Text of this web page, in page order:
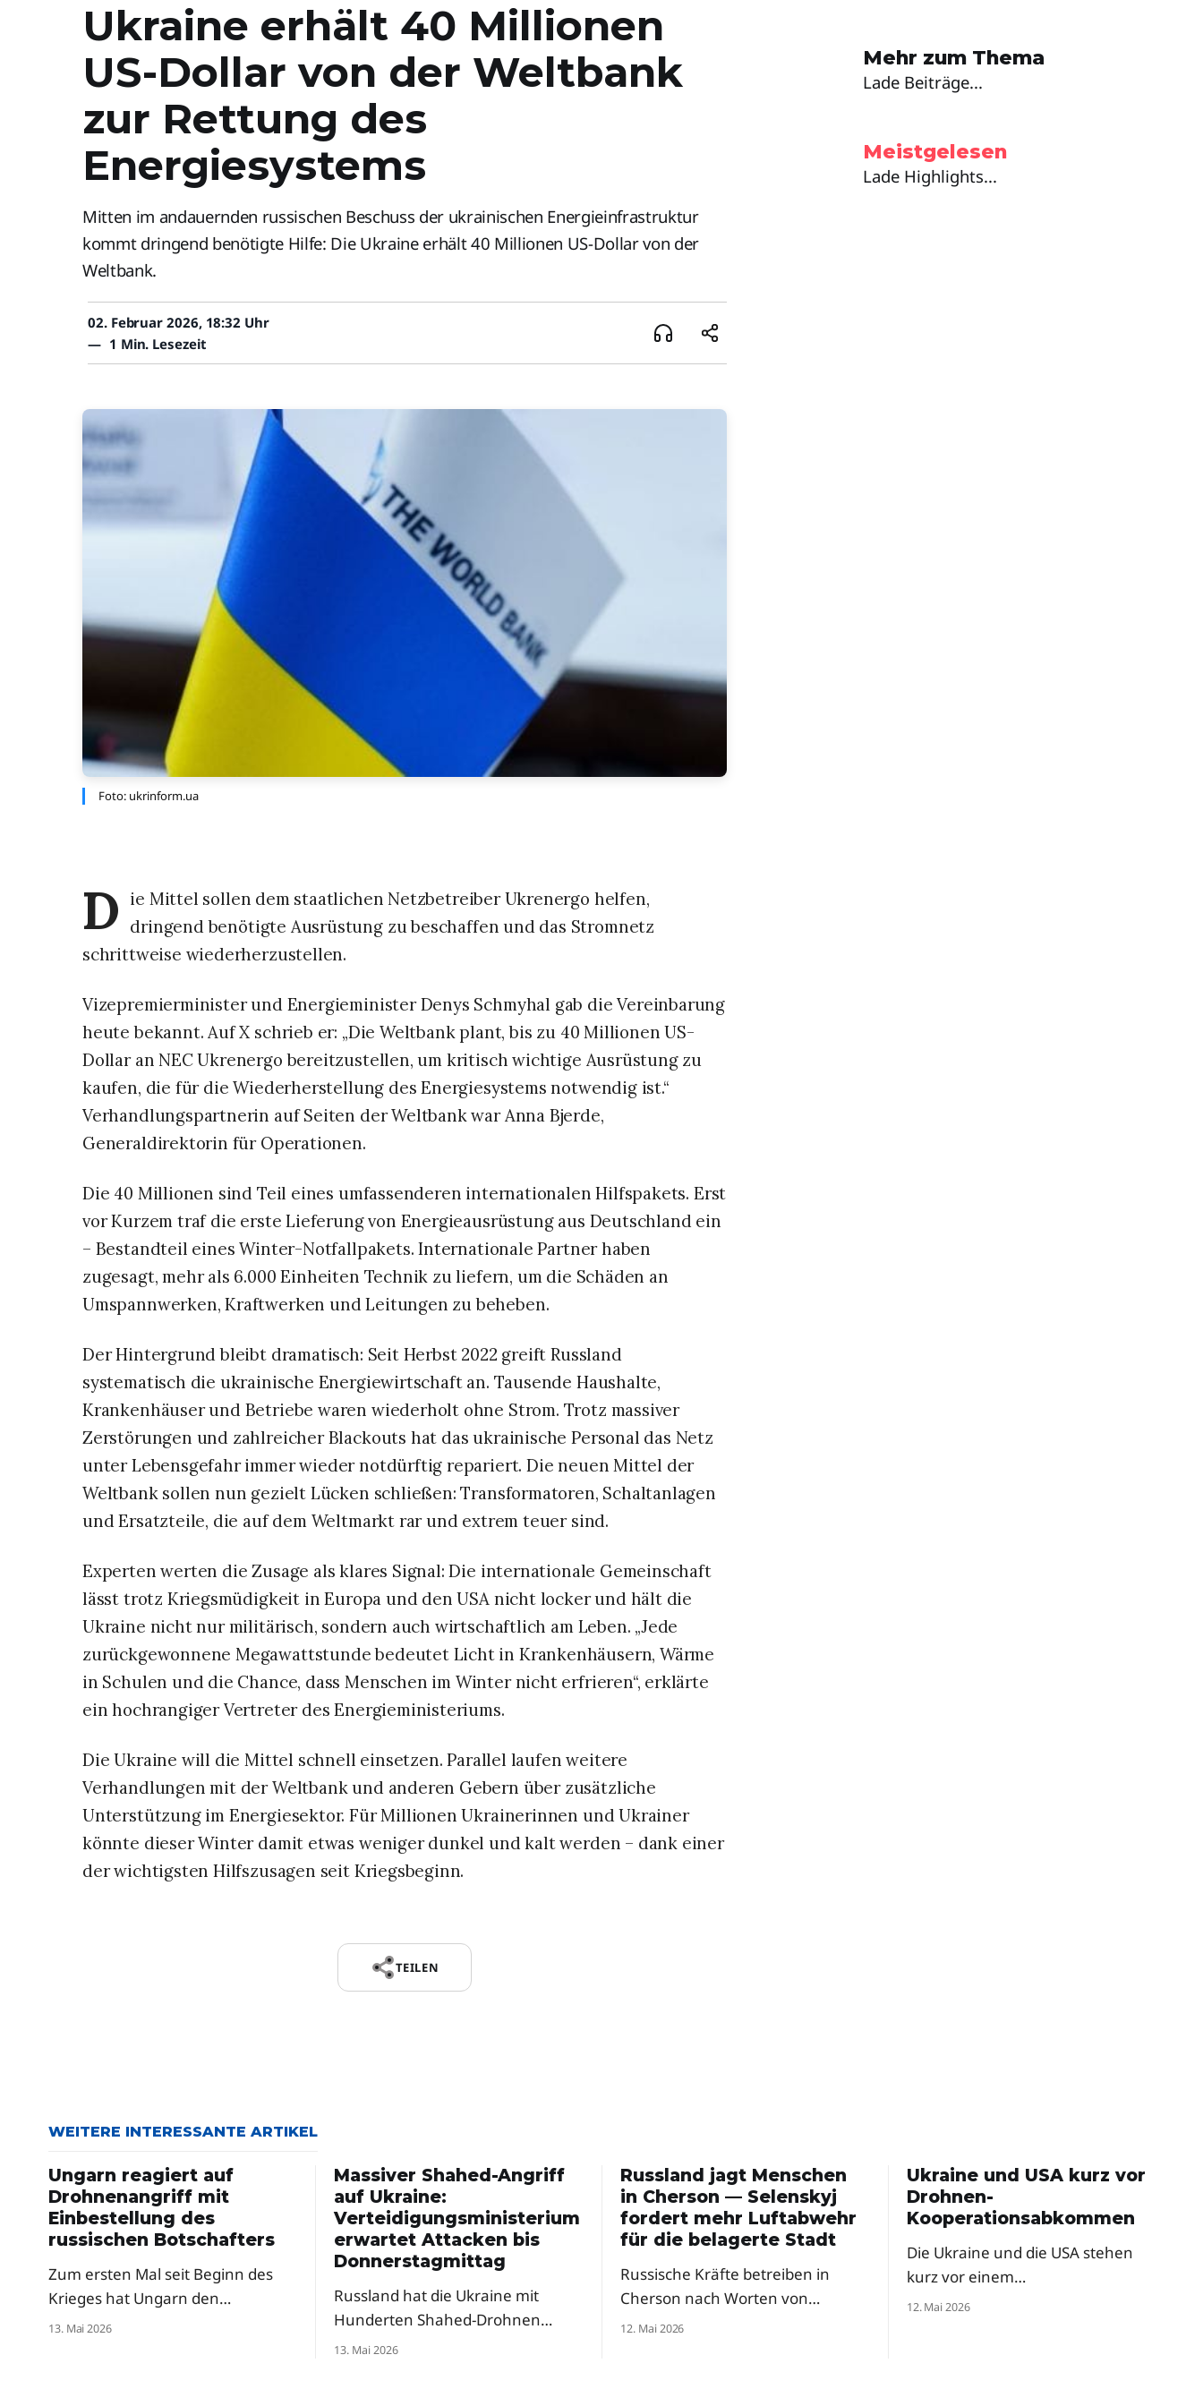
Mehr zum Thema
Lade Beiträge...
Meistgelesen
Lade Highlights...
Ukraine erhält 40 Millionen
US-Dollar von der Weltbank
zur Rettung des
Energiesystems
Mitten im andauernden russischen Beschuss der ukrainischen Energieinfrastruktur
kommt dringend benötigte Hilfe: Die Ukraine erhält 40 Millionen US-Dollar von der
Weltbank.
02. Februar 2026, 18:32 Uhr
— 1 Min. Lesezeit
Foto: ukrinform.ua
D ie Mittel sollen dem staatlichen Netzbetreiber Ukrenergo helfen,
dringend benötigte Ausrüstung zu beschaffen und das Stromnetz
schrittweise wiederherzustellen.
Vizepremierminister und Energieminister Denys Schmyhal gab die Vereinbarung
heute bekannt. Auf X schrieb er: „Die Weltbank plant, bis zu 40 Millionen US-
Dollar an NEC Ukrenergo bereitzustellen, um kritisch wichtige Ausrüstung zu
kaufen, die für die Wiederherstellung des Energiesystems notwendig ist.“
Verhandlungspartnerin auf Seiten der Weltbank war Anna Bjerde,
Generaldirektorin für Operationen.
Die 40 Millionen sind Teil eines umfassenderen internationalen Hilfspakets. Erst
vor Kurzem traf die erste Lieferung von Energieausrüstung aus Deutschland ein
– Bestandteil eines Winter-Notfallpakets. Internationale Partner haben
zugesagt, mehr als 6.000 Einheiten Technik zu liefern, um die Schäden an
Umspannwerken, Kraftwerken und Leitungen zu beheben.
Der Hintergrund bleibt dramatisch: Seit Herbst 2022 greift Russland
systematisch die ukrainische Energiewirtschaft an. Tausende Haushalte,
Krankenhäuser und Betriebe waren wiederholt ohne Strom. Trotz massiver
Zerstörungen und zahlreicher Blackouts hat das ukrainische Personal das Netz
unter Lebensgefahr immer wieder notdürftig repariert. Die neuen Mittel der
Weltbank sollen nun gezielt Lücken schließen: Transformatoren, Schaltanlagen
und Ersatzteile, die auf dem Weltmarkt rar und extrem teuer sind.
Experten werten die Zusage als klares Signal: Die internationale Gemeinschaft
lässt trotz Kriegsmüdigkeit in Europa und den USA nicht locker und hält die
Ukraine nicht nur militärisch, sondern auch wirtschaftlich am Leben. „Jede
zurückgewonnene Megawattstunde bedeutet Licht in Krankenhäusern, Wärme
in Schulen und die Chance, dass Menschen im Winter nicht erfrieren“, erklärte
ein hochrangiger Vertreter des Energieministeriums.
Die Ukraine will die Mittel schnell einsetzen. Parallel laufen weitere
Verhandlungen mit der Weltbank und anderen Gebern über zusätzliche
Unterstützung im Energiesektor. Für Millionen Ukrainerinnen und Ukrainer
könnte dieser Winter damit etwas weniger dunkel und kalt werden – dank einer
der wichtigsten Hilfszusagen seit Kriegsbeginn.
TEILEN
WEITERE INTERESSANTE ARTIKEL
Ungarn reagiert auf
Drohnenangriff mit
Einbestellung des
russischen Botschafters
Zum ersten Mal seit Beginn des
Krieges hat Ungarn den
russischen Botschafter einbestellt
13. Mai 2026
Massiver Shahed-Angriff
auf Ukraine:
Verteidigungsministerium
erwartet Attacken bis
Donnerstagmittag
Russland hat die Ukraine mit
Hunderten Shahed-Drohnen
attackiert – und ein Ende ist nicht
13. Mai 2026
Russland jagt Menschen
in Cherson — Selenskyj
fordert mehr Luftabwehr
für die belagerte Stadt
Russische Kräfte betreiben in
Cherson nach Worten von
Präsident Selenskyj eine
12. Mai 2026
Ukraine und USA kurz vor
Drohnen-
Kooperationsabkommen
Die Ukraine und die USA stehen
kurz vor einem
Rüstungsabkommen zur
12. Mai 2026